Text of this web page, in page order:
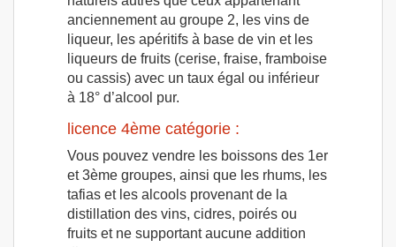
anciennement au groupe 2, les vins de
liqueur, les apéritifs à base de vin et les
liqueurs de fruits (cerise, fraise, framboise
ou cassis) avec un taux égal ou inférieur
à 18° d’alcool pur.
licence 4ème catégorie :
Vous pouvez vendre les boissons des 1er
et 3ème groupes, ainsi que les rhums, les
tafias et les alcools provenant de la
distillation des vins, cidres, poirés ou
fruits et ne supportant aucune addition